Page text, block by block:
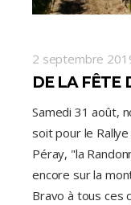
2 septembre
DE LA FÊTE
Samedi 31 août,
soit pour le
Péray, "la
encore sur la
Bravo à tous ces